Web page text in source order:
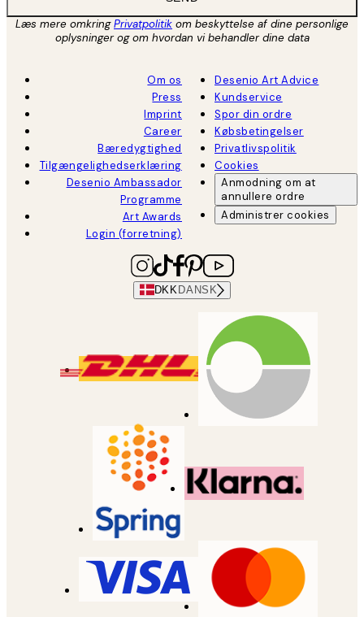
Læs mere omkringPrivatpolitik om beskyttelse af dine personlige
oplysninger og om hvordan vi behandler dine data
Om os
Press
Imprint
Career
Bæredygtighed
Tilgængelighedserklæring
Desenio Ambassador
Programme
Art Awards
Login (forretning)
Desenio Art Advice
Kundservice
Spor din ordre
Købsbetingelser
Privatlivspolitik
Cookies
Anmodning om at
annullere ordre
Administrer cookies
DKK DANSK